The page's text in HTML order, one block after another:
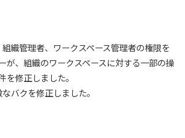
織管理者、ワークスペース管理者の権限を
が、組織のワークスペースに対する一部の操
を修正しました。
バクを修正しました。